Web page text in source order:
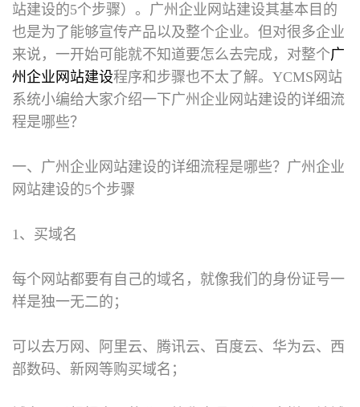
站建设的5个步骤）。广州企业网站建设其基本目的
也是为了能够宣传产品以及整个企业。但对很多企业
来说，一开始可能就不知道要怎么去完成，对整个广
州企业网站建设程序和步骤也不太了解。YCMS网站
系统小编给大家介绍一下广州企业网站建设的详细流
程是哪些？
一、广州企业网站建设的详细流程是哪些？广州企业
网站建设的5个步骤
1、买域名
每个网站都要有自己的域名，就像我们的身份证号一
样是独一无二的；
可以去万网、阿里云、腾讯云、百度云、华为云、西
部数码、新网等购买域名；